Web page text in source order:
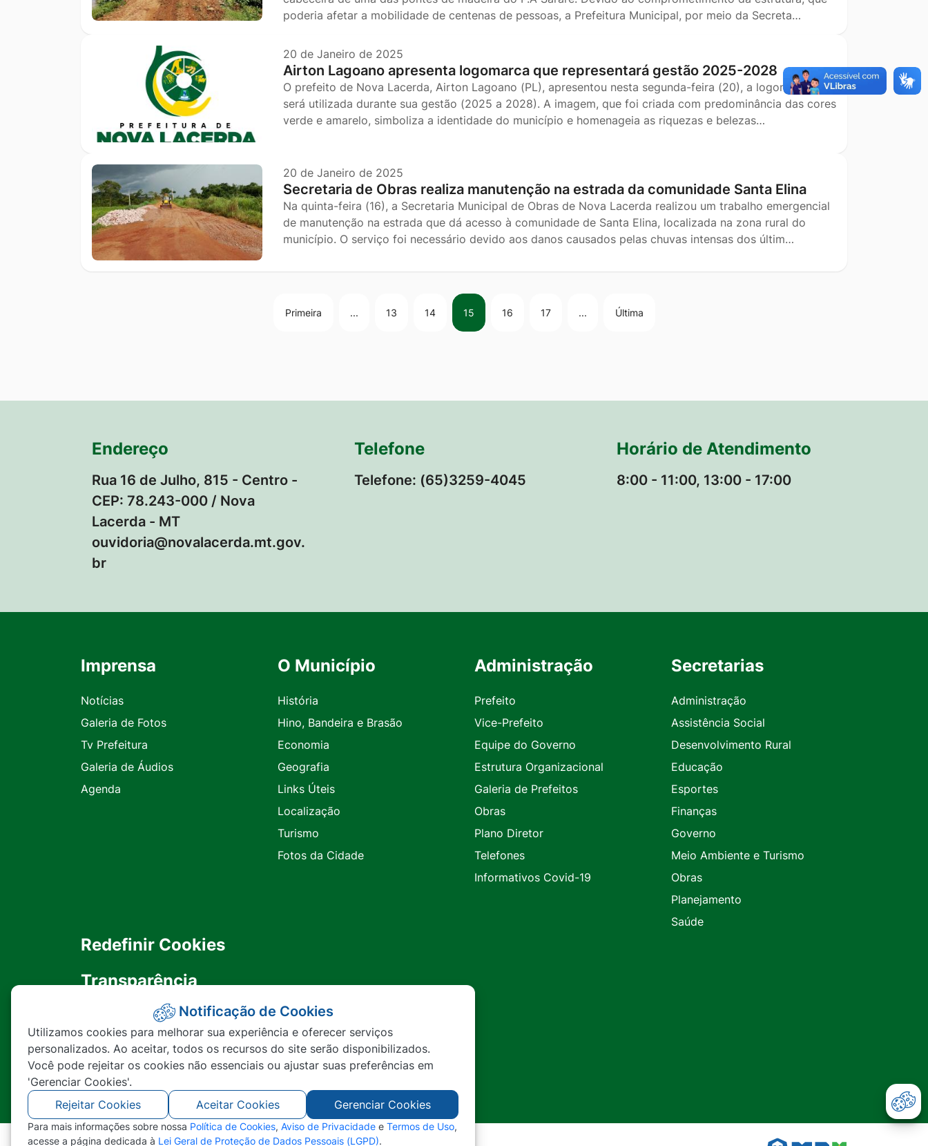
poderia afetar a mobilidade de centenas de pessoas, a Prefeitura Municipal, por meio da Secreta…
20 de Janeiro de 2025
Airton Lagoano apresenta logomarca que representará gestão 2025-2028
O prefeito de Nova Lacerda, Airton Lagoano (PL), apresentou nesta segunda-feira (20), a logomarca que
será utilizada durante sua gestão (2025 a 2028). A imagem, que foi criada com predominância das cores
verde e amarelo, simboliza a identidade do município e homenageia as riquezas e belezas…
20 de Janeiro de 2025
Secretaria de Obras realiza manutenção na estrada da comunidade Santa Elina
Na quinta-feira (16), a Secretaria Municipal de Obras de Nova Lacerda realizou um trabalho emergencial
de manutenção na estrada que dá acesso à comunidade de Santa Elina, localizada na zona rural do
município. O serviço foi necessário devido aos danos causados pelas chuvas intensas dos últim…
Primeira ... 13 14 15 16 17 ... Última
Endereço
Rua 16 de Julho, 815 - Centro -
CEP: 78.243-000 / Nova
Lacerda - MT
ouvidoria@novalacerda.mt.gov.
br
Telefone
Telefone: (65)3259-4045
Horário de Atendimento
8:00 - 11:00, 13:00 - 17:00
Seção do Rodapé e Contato
Imprensa
Notícias
Galeria de Fotos
Tv Prefeitura
Galeria de Áudios
Agenda
O Município
História
Hino, Bandeira e Brasão
Economia
Geografia
Links Úteis
Localização
Turismo
Fotos da Cidade
Administração
Prefeito
Vice-Prefeito
Equipe do Governo
Estrutura Organizacional
Galeria de Prefeitos
Obras
Plano Diretor
Telefones
Informativos Covid-19
Secretarias
Administração
Assistência Social
Desenvolvimento Rural
Educação
Esportes
Finanças
Governo
Meio Ambiente e Turismo
Obras
Planejamento
Saúde
Redefinir Cookies
Transparência
Ouvidoria
SIC
Notificação de Cookies
Utilizamos cookies para melhorar sua experiência e oferecer serviços
personalizados. Ao aceitar, todos os recursos do site serão disponibilizados.
Você pode rejeitar os cookies não essenciais ou ajustar suas preferências em
'Gerenciar Cookies'.
Rejeitar Cookies
Aceitar Cookies Gerenciar Cookies
Para mais informações sobre nossa Política de Cookies, Aviso de Privacidade e Termos de Uso,
acesse a página dedicada à Lei Geral de Proteção de Dados Pessoais (LGPD).